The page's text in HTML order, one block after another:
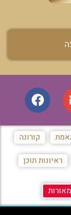
קורונה
ראיונות תוכן